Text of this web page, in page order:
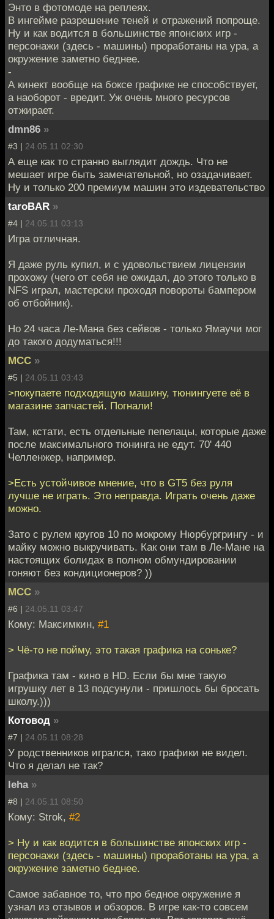
Энто в фотомоде на реплеях.
В ингейме разрешение теней и отражений попроще.
Ну и как водится в большинстве японских игр -
персонажи (здесь - машины) проработаны на ура, а
окружение заметно беднее.
-
А кинект вообще на боксе графике не способствует,
а наоборот - вредит. Уж очень много ресурсов
отжирает.
dmn86 »
#3 | 24.05.11 02:30
А еще как то странно выглядит дождь. Что не
мешает игре быть замечательной, но озадачивает.
Ну и только 200 премиум машин это издевательство
taroBAR »
#4 | 24.05.11 03:13
Игра отличная.
Я даже руль купил, и с удовольствием лицензии
прохожу (чего от себя не ожидал, до этого только в
NFS играл, мастерски проходя повороты бампером
об отбойник).
Но 24 часа Ле-Мана без сейвов - только Ямаучи мог
до такого додуматься!!!
MCC »
#5 | 24.05.11 03:43
>покупаете подходящую машину, тюнингуете её в
магазине запчастей. Погнали!
Там, кстати, есть отдельные пепелацы, которые даже
после максимального тюнинга не едут. 70' 440
Челленжер, например.
>Есть устойчивое мнение, что в GT5 без руля
лучше не играть. Это неправда. Играть очень даже
можно.
Зато с рулем кругов 10 по мокрому Нюрбургрингу - и
майку можно выкручивать. Как они там в Ле-Мане на
настоящих болидах в полном обмундировании
гоняют без кондиционеров? ))
MCC »
#6 | 24.05.11 03:47
Кому: Максимкин, #1
> Чё-то не пойму, это такая графика на соньке?
Графика там - кино в HD. Если бы мне такую
игрушку лет в 13 подсунули - пришлось бы бросать
школу.)))
Котовод »
#7 | 24.05.11 08:28
У родственников игрался, тако графики не видел.
Что я делал не так?
leha »
#8 | 24.05.11 08:50
Кому: Strok, #2
> Ну и как водится в большинстве японских игр -
персонажи (здесь - машины) проработаны на ура, а
окружение заметно беднее.
Самое забавное то, что про бедное окружение я
узнал из отзывов и обзоров. В игре как-то совсем